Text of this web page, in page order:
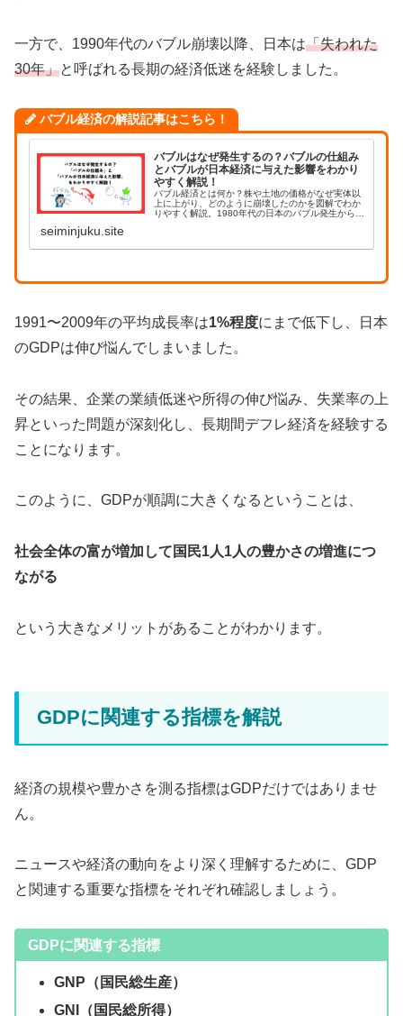
一方で、1990年代のバブル崩壊以降、日本は「失われた
30年」と呼ばれる長期の経済低迷を経験しました。
バブル経済の解説記事はこちら！
バブルはなぜ発生するの？バブルの仕組み
とバブルが日本経済に与えた影響をわかり
やすく解説！
バブル経済とは何か？株や土地の価格がなぜ実体以
上に上がり、どのように崩壊したのかを図解でわか
りやすく解説。1980年代の日本のバブル発生から崩
seiminjuku.site
1991〜2009年の平均成長率は1%程度にまで低下し、日本
のGDPは伸び悩んでしまいました。
その結果、企業の業績低迷や所得の伸び悩み、失業率の上
昇といった問題が深刻化し、長期間デフレ経済を経験する
ことになります。
このように、GDPが順調に大きくなるということは、
社会全体の富が増加して国民1人1人の豊かさの増進につ
ながる
という大きなメリットがあることがわかります。
GDPに関連する指標を解説
経済の規模や豊かさを測る指標はGDPだけではありませ
ん。
ニュースや経済の動向をより深く理解するために、GDP
と関連する重要な指標をそれぞれ確認しましょう。
GDPに関連する指標
GNP（国民総生産）
GNI（国民総所得）